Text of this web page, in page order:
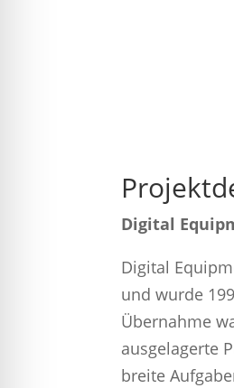
Digital
Digital
und wurde
Übernahme
ausgelagerte
breite